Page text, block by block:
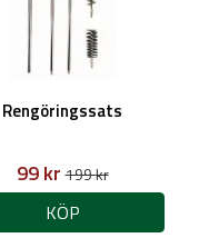
Rengöringssats
99 kr199 kr
KÖP